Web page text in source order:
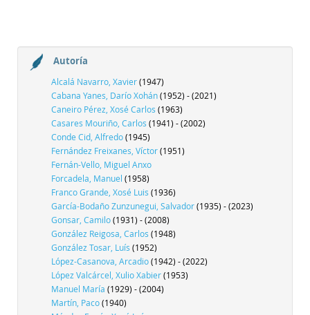
Autoría
Alcalá Navarro, Xavier(1947)
Cabana Yanes, Darío Xohán(1952) - (2021)
Caneiro Pérez, Xosé Carlos (1963)
Casares Mouriño, Carlos (1941) - (2002)
Conde Cid, Alfredo(1945)
Fernández Freixanes, Víctor(1951)
Fernán-Vello, Miguel Anxo
Forcadela, Manuel (1958)
Franco Grande, Xosé Luis (1936)
García-Bodaño Zunzunegui, Salvador(1935) - (2023)
Gonsar, Camilo(1931) - (2008)
González Reigosa, Carlos (1948)
González Tosar, Luís (1952)
López-Casanova, Arcadio(1942) - (2022)
López Valcárcel, Xulio Xabier(1953)
Manuel María (1929) - (2004)
Martín, Paco(1940)